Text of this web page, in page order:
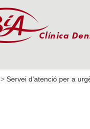
> Servei d'atenció per a